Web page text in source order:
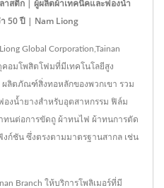
สติก | ผู้ผลิตผ้าเทคนิคและฟองน้ำ
50 ปี | Nam Liong
Global Corporation,Tainan
อมโพสิตโฟมที่มีเทคโนโลยีสูง
ลิตภัณฑ์สิ่งทอหลักของพวกเขา รวม
งน้ำยางสำหรับอุตสาหกรรม ฟิล์ม
ทนต่อการขัดถู ผ้าทนไฟ ผ้าทนการตัด
ก์ชัน ซึ่งตรงตามมาตรฐานสากล เช่น
Branch ให้บริการโพลิเมอร์ที่มี